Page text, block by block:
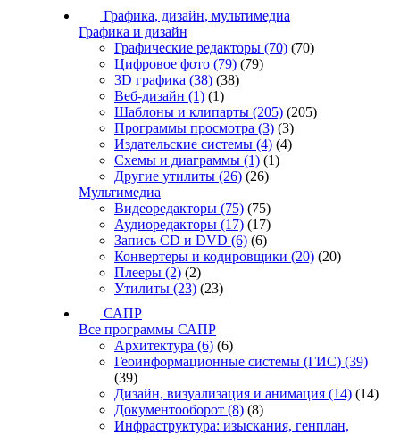
Графика, дизайн, мультимедиа
Графика и дизайн
Графические редакторы (70) (70)
Цифровое фото (79) (79)
3D графика (38) (38)
Веб-дизайн (1) (1)
Шаблоны и клипарты (205) (205)
Программы просмотра (3) (3)
Издательские системы (4) (4)
Схемы и диаграммы (1) (1)
Другие утилиты (26) (26)
Мультимедиа
Видеоредакторы (75) (75)
Аудиоредакторы (17) (17)
Запись CD и DVD (6) (6)
Конвертеры и кодировщики (20) (20)
Плееры (2) (2)
Утилиты (23) (23)
САПР
Все программы САПР
Архитектура (6) (6)
Геоинформационные системы (ГИС) (39)
(39)
Дизайн, визуализация и анимация (14) (14)
Документооборот (8) (8)
Инфраструктура: изыскания, генплан,